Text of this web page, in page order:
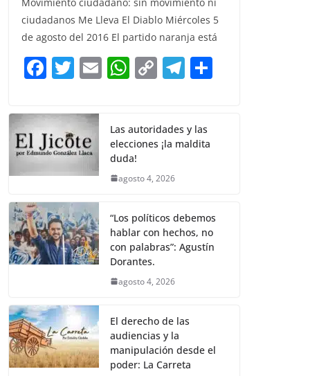
c
e
b
o
k
itt
er
ai
l
at
s
A
p
p
y
Li
n
e
gr
a
m
ar
e
ciudadanos Me Lleva El Diablo Miércoles 5
de agosto del 2016 El partido naranja está
F
c
e
b
o
o
k
T
itt
er
E W
s
A
p
C
y
Li
n
T
gr
a
Las autoridades y las
elecciones ¡la maldita
duda!
agosto 4, 2026
“Los políticos debemos
hablar con hechos, no
con palabras”: Agustín
Dorantes.
agosto 4, 2026
El derecho de las
audiencias y la
manipulación desde el
poder: La Carreta